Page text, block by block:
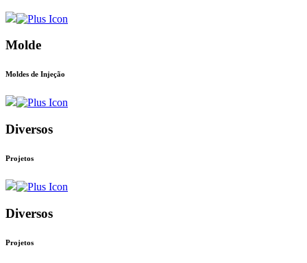
Molde
Moldes de Injeção
Diversos
Projetos
Diversos
Projetos